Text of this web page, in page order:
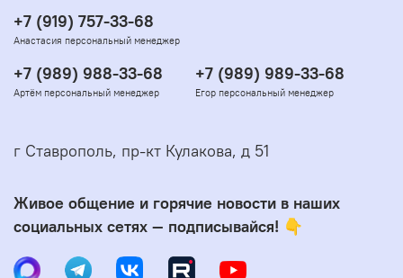
+7 (919) 757-33-68
Анастасия персональный менеджер
+7 (989) 988-33-68
Артём персональный менеджер
+7 (989) 989-33-68
Егор персональный менеджер
г Ставрополь, пр-кт Кулакова, д 51
Живое общение и горячие новости в наших
социальных сетях — подписывайся! 👇